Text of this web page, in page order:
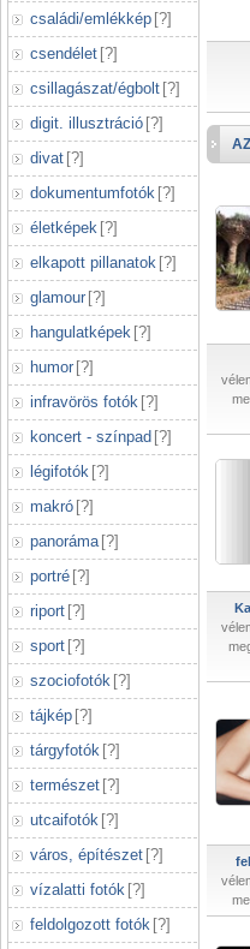
családi/emlékkép [?]
csendélet [?]
csillagászat/égbolt [?]
digit. illusztráció [?]
divat [?]
dokumentumfotók [?]
életképek [?]
elkapott pillanatok [?]
glamour [?]
hangulatképek [?]
humor [?]
infravörös fotók [?]
koncert - színpad [?]
légifotók [?]
makró [?]
panoráma [?]
portré [?]
riport [?]
sport [?]
szociofotók [?]
tájkép [?]
tárgyfotók [?]
természet [?]
utcaifotók [?]
város, építészet [?]
vízalatti fotók [?]
feldolgozott fotók [?]